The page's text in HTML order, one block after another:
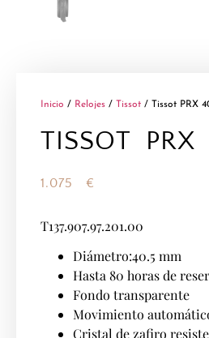
Inicio / Relojes / Tissot / Tissot PRX
TISSOT
1.075 €
T137.907.97.201.00
Diámetro:40.5 mm
Hasta 80 horas de
Fondo transparente
Movimiento
Cristal de zafiro